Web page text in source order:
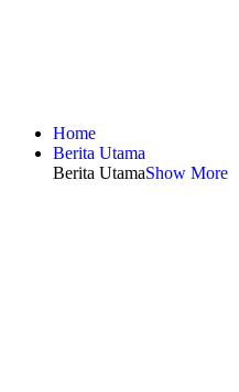
Home
Berita Utama
Berita UtamaShow More